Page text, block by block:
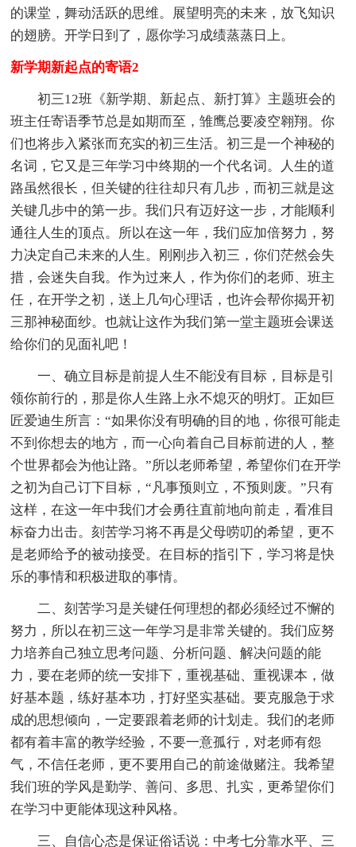
的课堂，舞动活跃的思维。展望明亮的未来，放飞知识
的翅膀。开学日到了，愿你学习成绩蒸蒸日上。
新学期新起点的寄语2
初三12班《新学期、新起点、新打算》主题班会的
班主任寄语季节总是如期而至，雏鹰总要凌空翱翔。你
们也将步入紧张而充实的初三生活。初三是一个神秘的
名词，它又是三年学习中终期的一个代名词。人生的道
路虽然很长，但关键的往往却只有几步，而初三就是这
关键几步中的第一步。我们只有迈好这一步，才能顺利
通往人生的顶点。所以在这一年，我们应加倍努力，努
力决定自己未来的人生。刚刚步入初三，你们茫然会失
措，会迷失自我。作为过来人，作为你们的老师、班主
任，在开学之初，送上几句心理话，也许会帮你揭开初
三那神秘面纱。也就让这作为我们第一堂主题班会课送
给你们的见面礼吧！
一、确立目标是前提人生不能没有目标，目标是引
领你前行的，那是你人生路上永不熄灭的明灯。正如巨
匠爱迪生所言：“如果你没有明确的目的地，你很可能走
不到你想去的地方，而一心向着自己目标前进的人，整
个世界都会为他让路。”所以老师希望，希望你们在开学
之初为自己订下目标，“凡事预则立，不预则废。”只有
这样，在这一年中我们才会勇往直前地向前走，看准目
标奋力出击。刻苦学习将不再是父母唠叨的希望，更不
是老师给予的被动接受。在目标的指引下，学习将是快
乐的事情和积极进取的事情。
二、刻苦学习是关键任何理想的都必须经过不懈的
努力，所以在初三这一年学习是非常关键的。我们应努
力培养自己独立思考问题、分析问题、解决问题的能
力，要在老师的统一安排下，重视基础、重视课本，做
好基本题，练好基本功，打好坚实基础。要克服急于求
成的思想倾向，一定要跟着老师的计划走。我们的老师
都有着丰富的教学经验，不要一意孤行，对老师有怨
气，不信任老师，更不要用自己的前途做赌注。我希望
我们班的学风是勤学、善问、多思、扎实，更希望你们
在学习中更能体现这种风格。
三、自信心态是保证俗话说：中考七分靠水平、三